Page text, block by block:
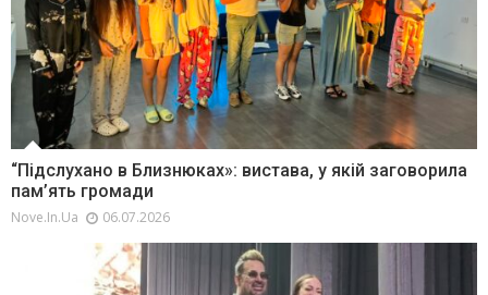
“Підслухано в Близнюках»: вистава, у якій заговорила
пам’ять громади
Nove.in.ua 06.07.2026